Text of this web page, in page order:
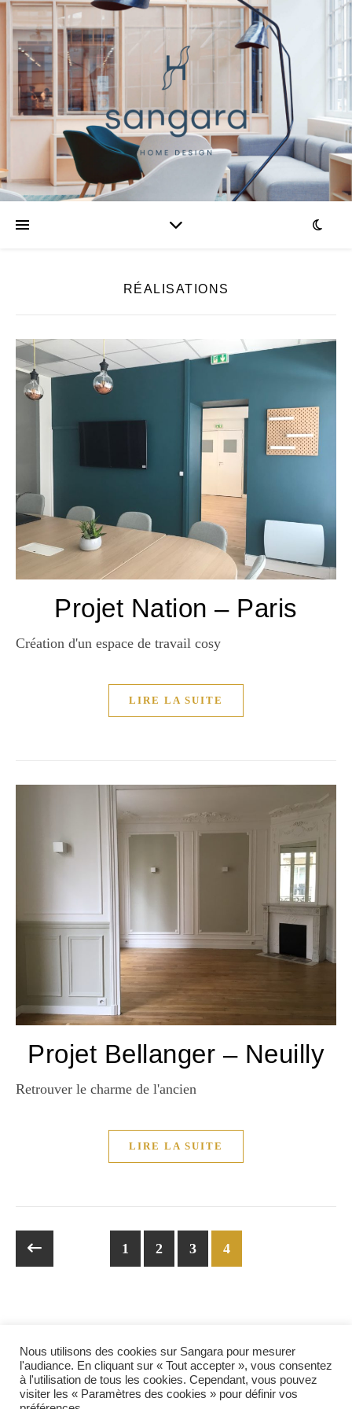
RÉALISATIONS
Projet Nation – Paris
Création d'un espace de travail cosy
LIRE LA SUITE
Projet Bellanger – Neuilly
Retrouver le charme de l'ancien
LIRE LA SUITE
1 2 3 4
Nous utilisons des cookies sur Sangara pour mesurer
l'audiance. En cliquant sur « Tout accepter », vous consentez
à l'utilisation de tous les cookies. Cependant, vous pouvez
visiter les « Paramètres des cookies » pour définir vos